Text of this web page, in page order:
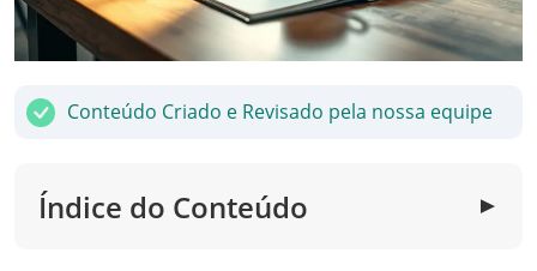
Conteúdo Criado e Revisado pela nossa equipe
Índice do Conteúdo ▼